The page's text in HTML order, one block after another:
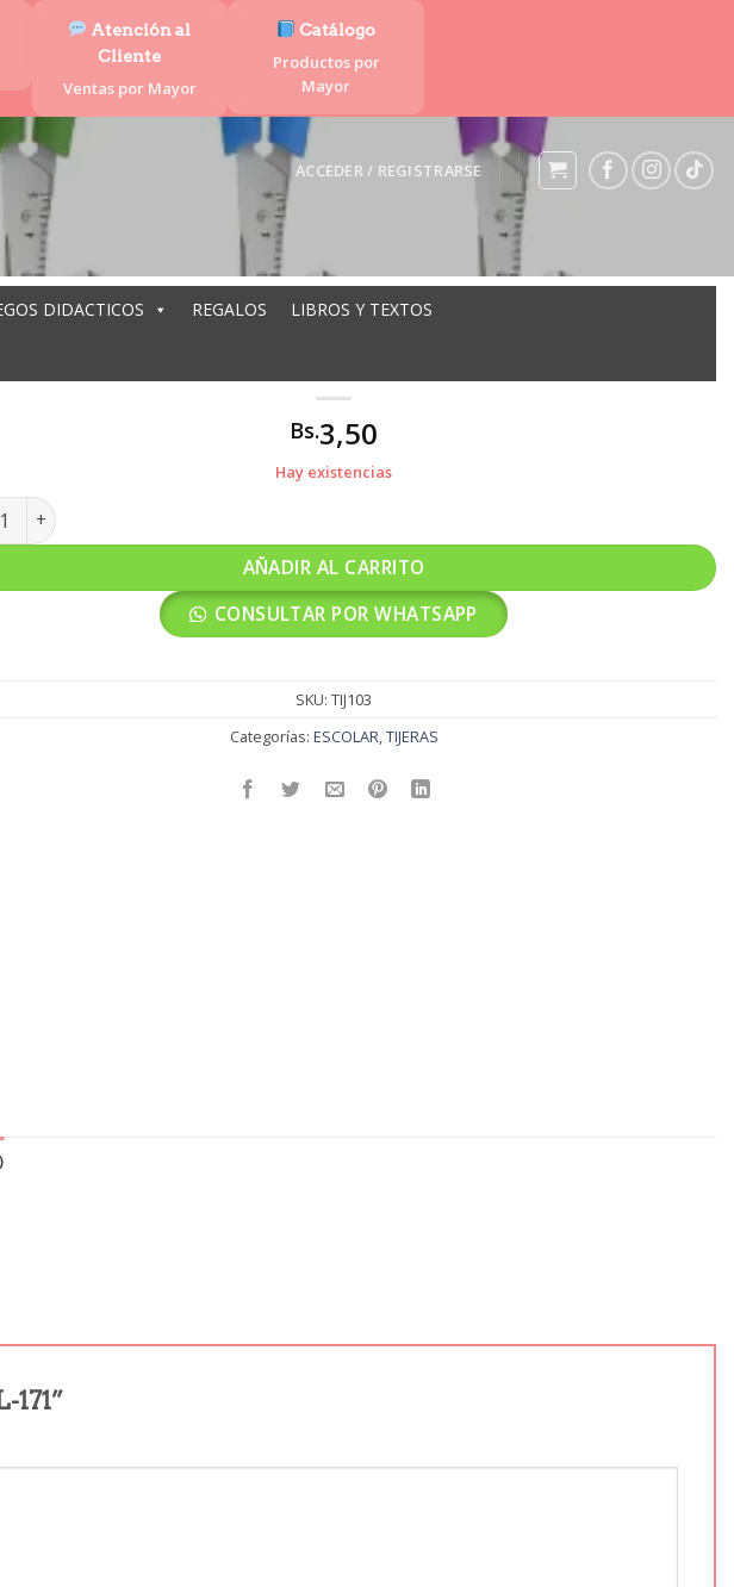
Atención al
Cliente
Ventas por Mayor
Catálogo
Productos por
Mayor
ACCEDER / REGISTRARSE
DIDACTICOS REGALOS LIBROS Y TEXTOS
Bs.3,50
Hay existencias
ESCOLAR P.ROMA ECONOMICA ML-171 cantidad
AÑADIR AL CARRITO
CONSULTAR POR WHATSAPP
SKU: TIJ103
Categorías: ESCOLAR,TIJERAS
171”